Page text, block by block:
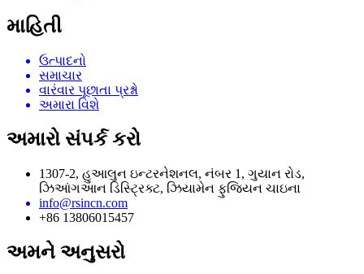
માહિતી
ઉત્પાદનો
સમાચાર
વારંવાર પૂછાતા પ્રશ્નો
અમારા વિશે
અમારો સંપર્ક કરો
1307-2, હુઆલુન ઇન્ટરનેશનલ, નંબર 1, ગુયાન રોડ,
ઝિઆંગઆન ડિસ્ટ્રિક્ટ, ઝિયામેન ફુજિયન ચાઇના
info@rsincn.com
+86 13806015457
અમને અનુસરો